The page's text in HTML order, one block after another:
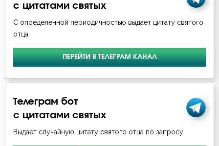
с цитатами святых
С определенной периодичностью выдает цитату святого
отца
ПЕРЕЙТИ В ТЕЛЕГРАМ КАНАЛ
Телеграм бот
с цитатами святых
Выдает случайную цитату святого отца по запросу